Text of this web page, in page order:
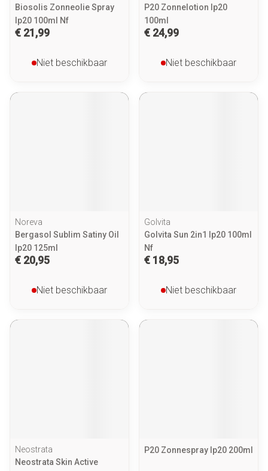
Biosolis Zonneolie Spray
Ip20 100ml Nf
€ 21,99
Niet beschikbaar
P20 Zonnelotion Ip20
100ml
€ 24,99
Niet beschikbaar
Noreva
Bergasol Sublim Satiny Oil
Ip20 125ml
€ 20,95
Niet beschikbaar
Golvita
Golvita Sun 2in1 Ip20 100ml
Nf
€ 18,95
Niet beschikbaar
Neostrata
Neostrata Skin Active
P20 Zonnespray Ip20 200ml